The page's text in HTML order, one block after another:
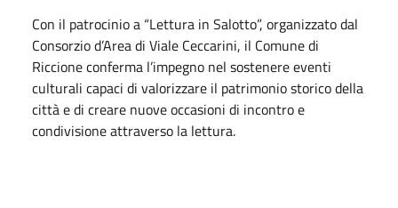
Con il patrocinio a “Lettura in Salotto”, organizzato dal
Consorzio d’Area di Viale Ceccarini, il Comune di
Riccione conferma l’impegno nel sostenere eventi
culturali capaci di valorizzare il patrimonio storico della
città e di creare nuove occasioni di incontro e
condivisione attraverso la lettura.